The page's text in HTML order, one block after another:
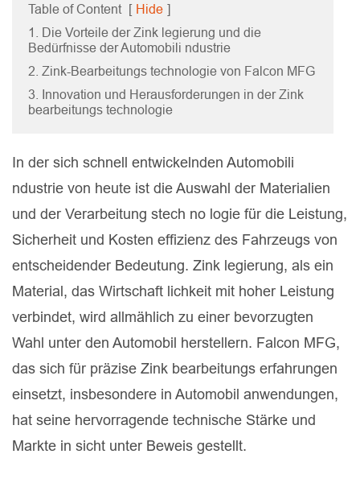
Table of Content [ Hide ]
1. Die Vorteile der Zink legierung und die
Bedürfnisse der Automobili ndustrie
2. Zink-Bearbeitungs technologie von Falcon MFG
3. Innovation und Herausforderungen in der Zink
bearbeitungs technologie
In der sich schnell entwickelnden Automobili
ndustrie von heute ist die Auswahl der Materialien
und der Verarbeitung stech no logie für die Leistung,
Sicherheit und Kosten effizienz des Fahrzeugs von
entscheidender Bedeutung. Zink legierung, als ein
Material, das Wirtschaft lichkeit mit hoher Leistung
verbindet, wird allmählich zu einer bevorzugten
Wahl unter den Automobil herstellern. Falcon MFG,
das sich für präzise Zink bearbeitungs erfahrungen
einsetzt, insbesondere in Automobil anwendungen,
hat seine hervorragende technische Stärke und
Markte in sicht unter Beweis gestellt.